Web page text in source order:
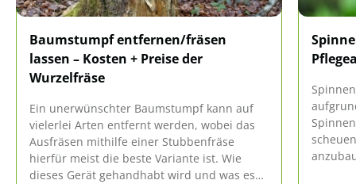
Baumstumpf entfernen/fräsen
lassen – Kosten + Preise der
Wurzelfräse
Ein unerwünschter Baumstumpf kann auf
vielerlei Arten entfernt werden, wobei das
Ausfräsen mithilfe einer Stubbenfräse
hierfür meist die beste Variante ist. Wie
dieses Gerät gehandhabt wird und was es